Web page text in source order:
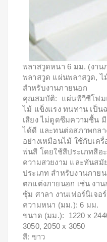
พลาสวูดหนา 6 มม. (งาน
พลาสวูด แผ่นพลาสวูด, ไ
สำหรับงานภายนอก
คุณสมบัติ: แผ่นพีวีซีโฟม
ไม้ แข็งแรง ทนทาน เป็
เสียง ไม่ดูดซึมความชื้น
ได้ดี และทนต่อสภาพกล
อย่างเหมือนไม้ ใช้กับเค
พ่นสี โดยใช้สีประเภทสีอ
ความสวยงาม และทันสมั
ประเภท สำหรับงานภาย
ตกแต่งภายนอก เช่น งาน
ซุ้ม ศาลา งานเฟอร์นิเจ
ความหนา (มม.): 6 มม.
ขนาด (มม.): 1220 x
3050, 2050 x 3050
สี: ขาว